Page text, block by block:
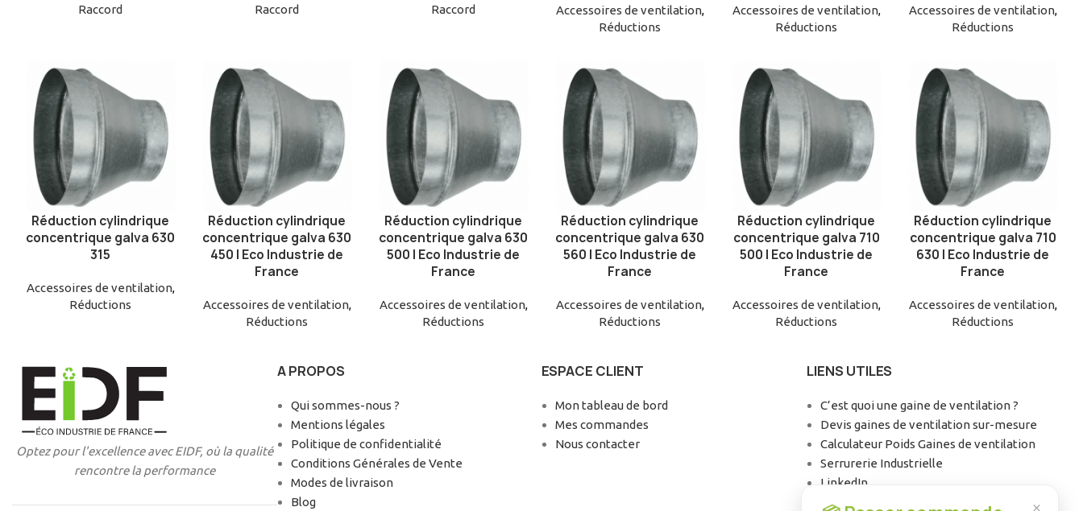
Raccord
Raccord
Raccord
Accessoires de ventilation,
Réductions
Accessoires de ventilation,
Réductions
Accessoires de ventilation,
Réductions
AJOUTER AU PANIER
Réduction cylindrique
concentrique galva 630
315
Accessoires de ventilation,
Réductions
AJOUTER AU PANIER
Réduction cylindrique
concentrique galva 630
450 | Eco Industrie de
France
Accessoires de ventilation,
Réductions
AJOUTER AU PANIER
Réduction cylindrique
concentrique galva 630
500 | Eco Industrie de
France
Accessoires de ventilation,
Réductions
AJOUTER AU PANIER
Réduction cylindrique
concentrique galva 630
560 | Eco Industrie de
France
Accessoires de ventilation,
Réductions
AJOUTER AU PANIER
Réduction cylindrique
concentrique galva 710
500 | Eco Industrie de
France
Accessoires de ventilation,
Réductions
AJOUTER AU PANIER
Réduction cylindrique
concentrique galva 710
630 | Eco Industrie de
France
Accessoires de ventilation,
Réductions
Optez pour l'excellence avec EIDF, où la qualité
rencontre la performance
A PROPOS
Qui sommes-nous ?
Mentions légales
Politique de confidentialité
Conditions Générales de Vente
Modes de livraison
Blog
ESPACE CLIENT
Mon tableau de bord
Mes commandes
Nous contacter
LIENS UTILES
C’est quoi une gaine de ventilation ?
Devis gaines de ventilation sur-mesure
Calculateur Poids Gaines de ventilation
Serrurerie Industrielle
LinkedIn
Facebook